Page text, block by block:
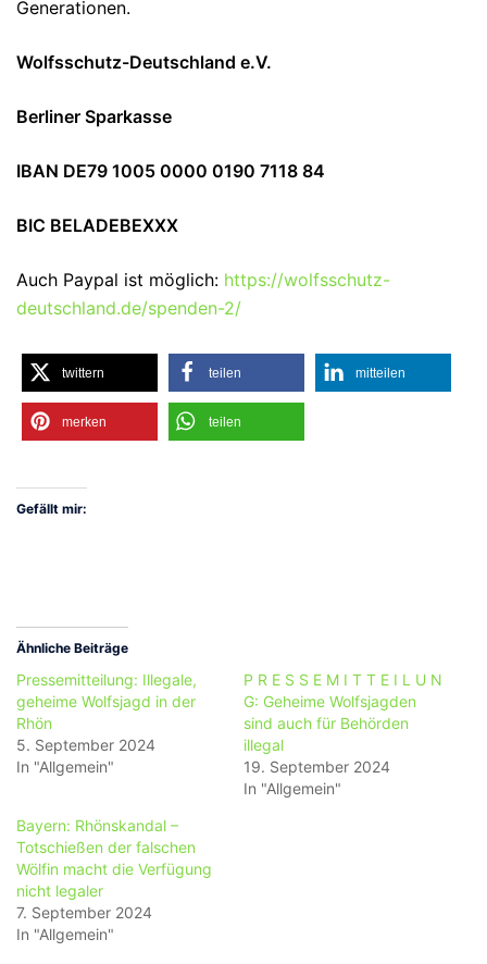
Generationen.
Wolfsschutz-Deutschland e.V.
Berliner Sparkasse
IBAN DE79 1005 0000 0190 7118 84
BIC BELADEBEXXX
Auch Paypal ist möglich: https://wolfsschutz-
deutschland.de/spenden-2/
twittern teilen mitteilen
merken teilen
Gefällt mir:
Ähnliche Beiträge
Pressemitteilung: Illegale,
geheime Wolfsjagd in der
Rhön
5. September 2024
In "Allgemein"
P R E S S E M I T T E I L U N
G: Geheime Wolfsjagden
sind auch für Behörden
illegal
19. September 2024
In "Allgemein"
Bayern: Rhönskandal –
Totschießen der falschen
Wölfin macht die Verfügung
nicht legaler
7. September 2024
In "Allgemein"